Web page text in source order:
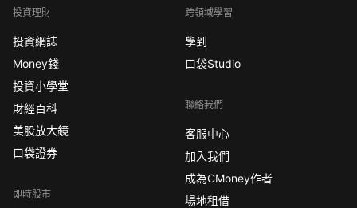
投資理財
投資網誌
Money錢
投資小學堂
財經百科
美股放大鏡
口袋證券
即時股市
跨領域學習
學到
口袋Studio
聯絡我們
客服中心
加入我們
成為CMoney作者
場地租借